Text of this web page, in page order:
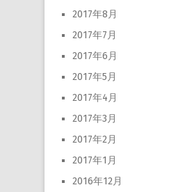
2017年8月
2017年7月
2017年6月
2017年5月
2017年4月
2017年3月
2017年2月
2017年1月
2016年12月